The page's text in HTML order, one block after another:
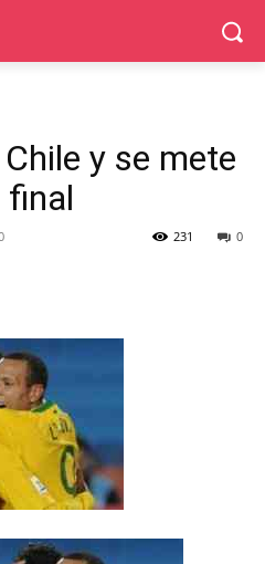
y se mete
final
0
231